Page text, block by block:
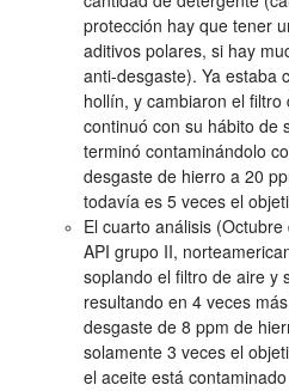
protección hay que tener
aditivos polares, si hay
anti-desgaste). Ya estaba
hollín, y cambiaron el
continuó con su hábito de
terminó contaminándolo
desgaste de hierro a 20
todavía es 5 veces el
El cuarto análisis
API grupo II,
soplando el filtro de aire y
resultando en 4 veces
desgaste de 8 ppm de
solamente 3 veces el
el aceite está